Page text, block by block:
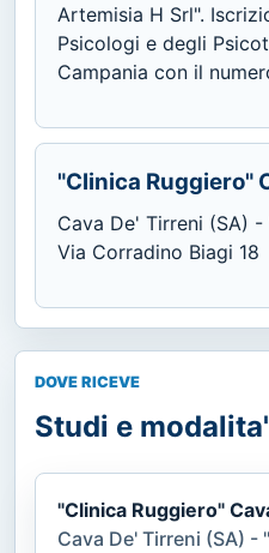
Artemisia H Srl".
Psicologi e degli
Campania con il
"Clinica Ruggiero"
Cava De' Tirreni (SA)
Via Corradino Biagi 18
DOVE RICEVE
Studi e modalita'
"Clinica Ruggiero"
Cava De' Tirreni (SA) -